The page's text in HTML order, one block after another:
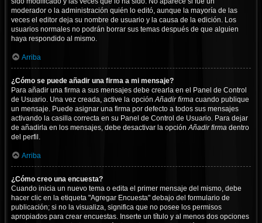
moderador o la administración quién lo editó, aunque la mayoría de las
veces el editor deja su nombre de usuario y la causa de la edición. Los
usuarios normales no podrán borrar sus temas después de que alguien
haya respondido al mismo.
Arriba
¿Cómo se puede añadir una firma a mi mensaje?
Para añadir una firma a sus mensajes debe crearla en el Panel de Control
de Usuario. Una vez creada, active la opciónAñadir firma cuando publique
un mensaje. Puede asignar una firma por defecto a todos sus mensajes
activando la casilla correcta en su Panel de Control de Usuario. Para dejar
de añadirla en los mensajes, debe desactivar la opciónAñadir firma dentro
del perfil.
Arriba
¿Cómo creo una encuesta?
Cuando inicia un nuevo tema o edita el primer mensaje del mismo, debe
hacer clic en la etiqueta "Agregar Encuesta" debajo del formulario de
publicación; si no la visualiza, significa que no posee los permisos
apropiados para crear encuestas. Inserte un título y al menos dos opciones